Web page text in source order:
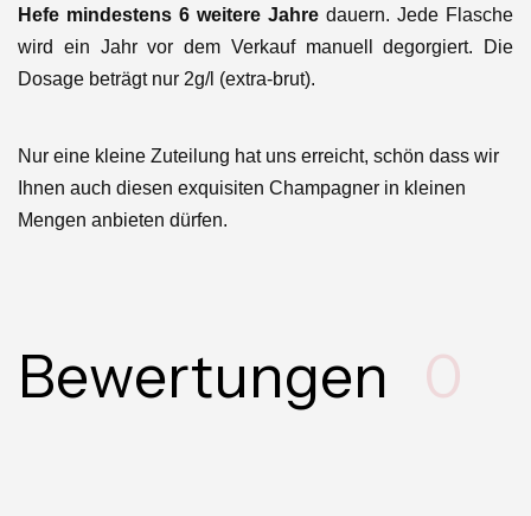
Hefe mindestens 6 weitere Jahre dauern. Jede Flasche
wird ein Jahr vor dem Verkauf manuell degorgiert. Die
Dosage beträgt nur 2g/l (extra-brut).
Nur eine kleine Zuteilung hat uns erreicht, schön dass wir
Ihnen auch diesen exquisiten Champagner in kleinen
Mengen anbieten dürfen.
Bewertungen 0